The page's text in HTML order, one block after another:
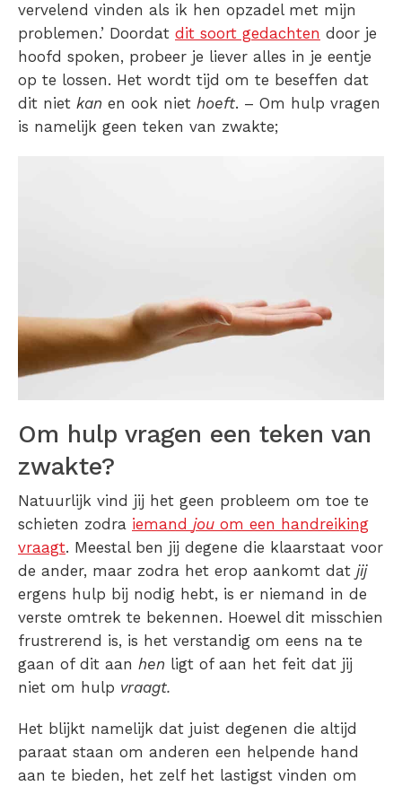
vervelend vinden als ik hen opzadel met mijn
problemen.’ Doordat dit soort gedachten door je
hoofd spoken, probeer je liever alles in je eentje
op te lossen. Het wordt tijd om te beseffen dat
dit niet kan en ook niet hoeft. – Om hulp vragen
is namelijk geen teken van zwakte;
Om hulp vragen een teken van
zwakte?
Natuurlijk vind jij het geen probleem om toe te
schieten zodra iemand jou om een handreiking
vraagt. Meestal ben jij degene die klaarstaat voor
de ander, maar zodra het erop aankomt dat jij
ergens hulp bij nodig hebt, is er niemand in de
verste omtrek te bekennen. Hoewel dit misschien
frustrerend is, is het verstandig om eens na te
gaan of dit aan hen ligt of aan het feit dat jij
niet om hulp vraagt.
Het blijkt namelijk dat juist degenen die altijd
paraat staan om anderen een helpende hand
aan te bieden, het zelf het lastigst vinden om